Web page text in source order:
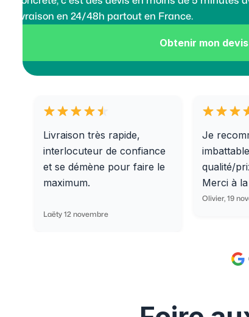
livraison en 24/48h partout en France.
Obtenir mon devis
Livraison très rapide,
interlocuteur de confiance
et se démène pour faire le
maximum.
Laëty 12 novembre
Je
qualité/
Merci à
Olivier, 19